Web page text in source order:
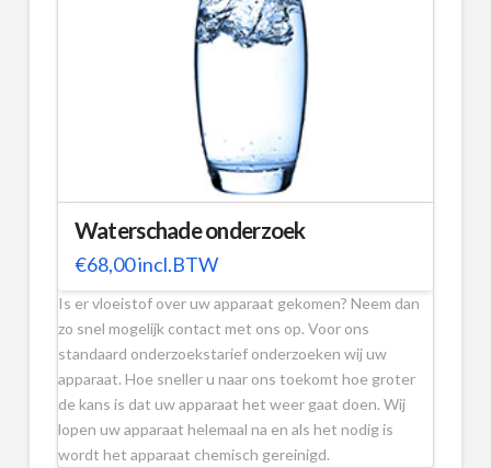
Waterschade onderzoek
€68,00incl.BTW
Is er vloeistof over uw apparaat gekomen? Neem dan
zo snel mogelijk contact met ons op. Voor ons
standaard onderzoekstarief onderzoeken wij uw
apparaat. Hoe sneller u naar ons toekomt hoe groter
de kans is dat uw apparaat het weer gaat doen. Wij
lopen uw apparaat helemaal na en als het nodig is
wordt het apparaat chemisch gereinigd.